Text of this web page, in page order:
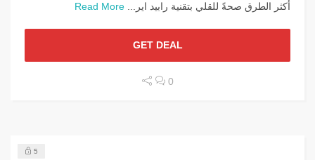
أكثر الطرق صحةً للقلي بتقنية رابيد اير... Read More
GET DEAL
0
5